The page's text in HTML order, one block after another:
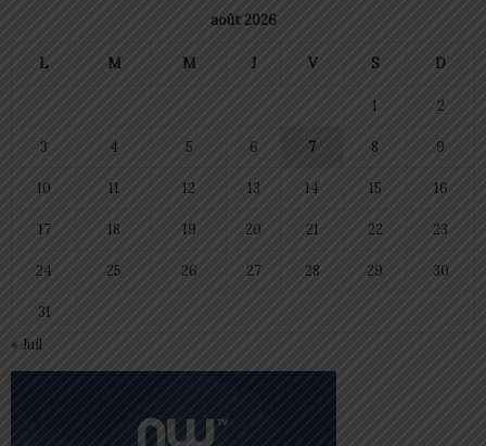
août 2026
L M M J V S D
1 2
3 4 5 6 7 8 9
10 11 12 13 14 15 16
17 18 19 20 21 22 23
24 25 26 27 28 29 30
31
« Juil